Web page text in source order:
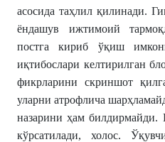
асосида таҳлил қилинади.
ёндашув ижтимоий
постга кириб ўқиш
иқтибослари келтирилган
фикрларини скриншот
уларни атрофлича
назарини ҳам билдирмайди.
кўрсатилади, холос.